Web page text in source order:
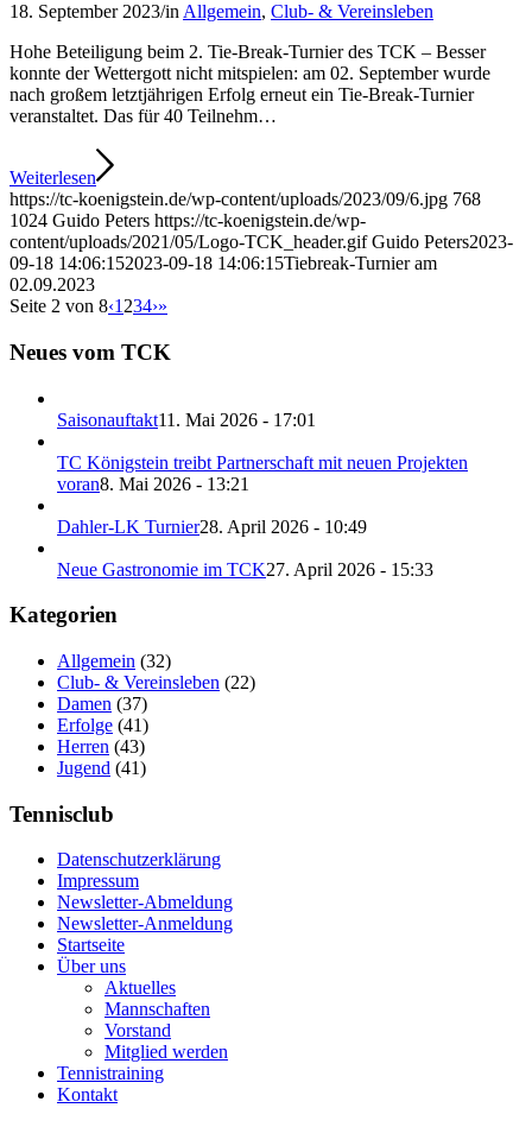
18. September 2023/in Allgemein, Club- & Vereinsleben
Hohe Beteiligung beim 2. Tie-Break-Turnier des TCK – Besser
konnte der Wettergott nicht mitspielen: am 02. September wurde
nach großem letztjährigen Erfolg erneut ein Tie-Break-Turnier
veranstaltet. Das für 40 Teilnehm…
Weiterlesen
https://tc-koenigstein.de/wp-content/uploads/2023/09/6.jpg 768
1024 Guido Peters https://tc-koenigstein.de/wp-
content/uploads/2021/05/Logo-TCK_header.gif Guido Peters2023-
09-18 14:06:152023-09-18 14:06:15Tiebreak-Turnier am
02.09.2023
Seite 2 von 8‹1 234›»
Neues vom TCK
Saisonauftakt11. Mai 2026 - 17:01
TC Königstein treibt Partnerschaft mit neuen Projekten
voran8. Mai 2026 - 13:21
Dahler-LK Turnier28. April 2026 - 10:49
Neue Gastronomie im TCK27. April 2026 - 15:33
Kategorien
Allgemein (32)
Club- & Vereinsleben (22)
Damen (37)
Erfolge (41)
Herren (43)
Jugend (41)
Tennisclub
Datenschutzerklärung
Impressum
Newsletter-Abmeldung
Newsletter-Anmeldung
Startseite
Über uns
Aktuelles
Mannschaften
Vorstand
Mitglied werden
Tennistraining
Kontakt